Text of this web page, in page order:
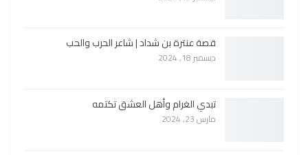
قصة عنترة بن شداد | شاعر الحرب والحب
ديسمبر 18, 2024
تبدي الغرام وأهل العشق تكتمه
مارس 23, 2024